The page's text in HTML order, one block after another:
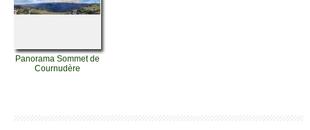
Panorama Sommet de
Cournudère